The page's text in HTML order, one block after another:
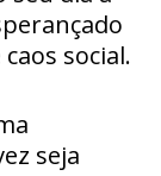
social.
seja